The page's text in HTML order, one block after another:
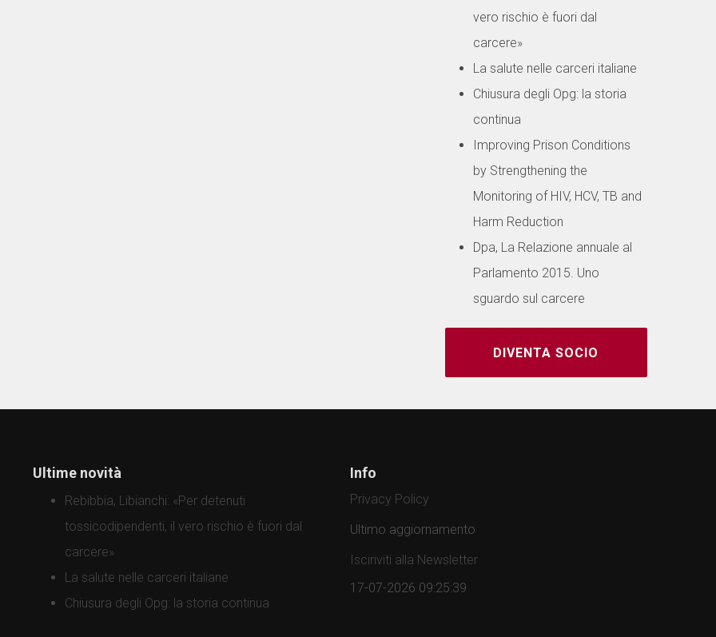
vero rischio è fuori dal
carcere»
La salute nelle carceri italiane
Chiusura degli Opg: la storia
continua
Improving Prison Conditions
by Strengthening the
Monitoring of HIV, HCV, TB and
Harm Reduction
Dpa, La Relazione annuale al
Parlamento 2015. Uno
sguardo sul carcere
DIVENTA SOCIO
Ultime novità
Rebibbia, Libianchi: «Per detenuti
tossicodipendenti, il vero rischio è fuori dal
carcere»
La salute nelle carceri italiane
Chiusura degli Opg: la storia continua
Info
Privacy Policy
Ultimo aggiornamento
Isciriviti alla Newsletter
17-07-2026 09:25:39